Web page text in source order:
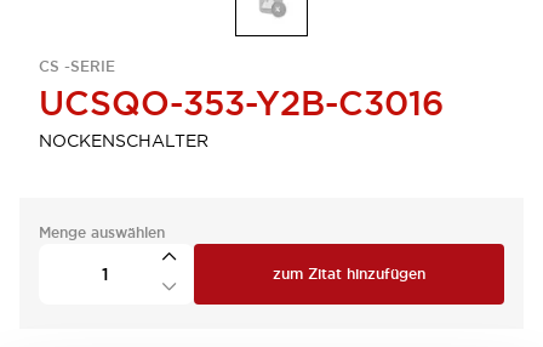
CS -SERIE
UCSQO-353-Y2B-C3016
NOCKENSCHALTER
Menge auswählen
zum Zitat hinzufügen